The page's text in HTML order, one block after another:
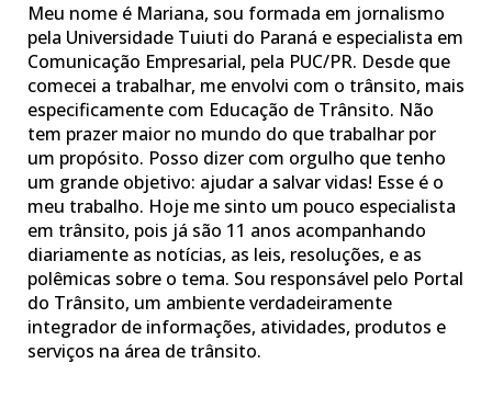
Meu nome é Mariana, sou formada em jornalismo
pela Universidade Tuiuti do Paraná e especialista em
Comunicação Empresarial, pela PUC/PR. Desde que
comecei a trabalhar, me envolvi com o trânsito, mais
especificamente com Educação de Trânsito. Não
tem prazer maior no mundo do que trabalhar por
um propósito. Posso dizer com orgulho que tenho
um grande objetivo: ajudar a salvar vidas! Esse é o
meu trabalho. Hoje me sinto um pouco especialista
em trânsito, pois já são 11 anos acompanhando
diariamente as notícias, as leis, resoluções, e as
polêmicas sobre o tema. Sou responsável pelo Portal
do Trânsito, um ambiente verdadeiramente
integrador de informações, atividades, produtos e
serviços na área de trânsito.